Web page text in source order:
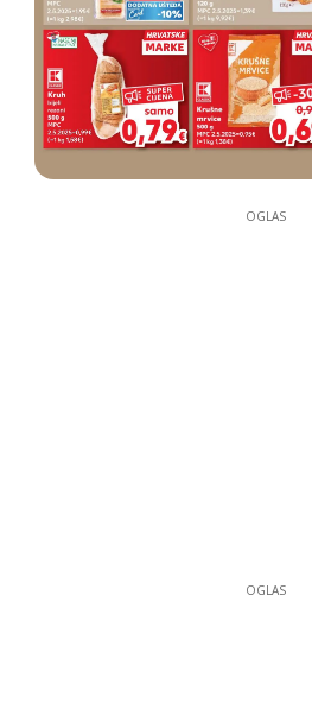
OGLAS
OGLAS